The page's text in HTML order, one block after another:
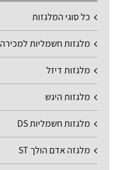
כל סוגי המלגזות
מלגזות חשמליות למכירה
מלגזות דיזל
מלגזות היגש
מלגזות חשמליות DS
מלגזה אדם הולך ST